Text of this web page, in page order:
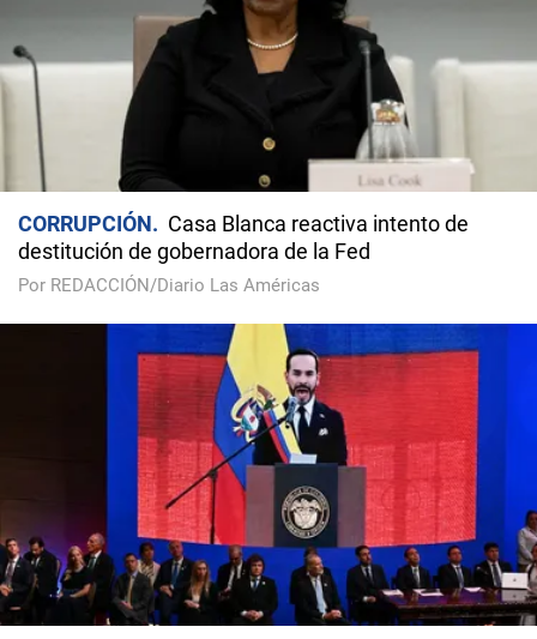
CORRUPCIÓN
Casa Blanca reactiva intento de
destitución de gobernadora de la Fed
Por REDACCIÓN/Diario Las Américas